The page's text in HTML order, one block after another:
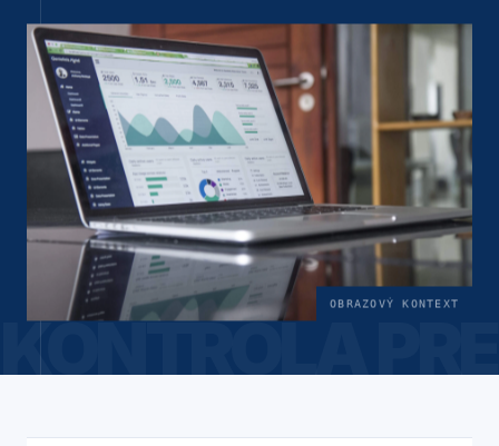
KONTROLA
OBRAZOVÝ KONTEXT